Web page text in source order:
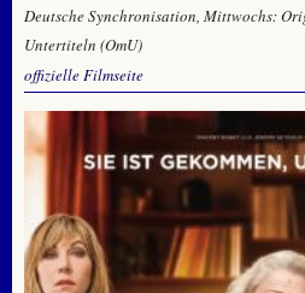
Deutsche Synchronisation, Mittwochs:
Untertiteln (OmU)
offizielle Filmseite